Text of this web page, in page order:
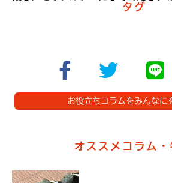
タグ
お役立ちコラムをみんなに
オススメコラム・